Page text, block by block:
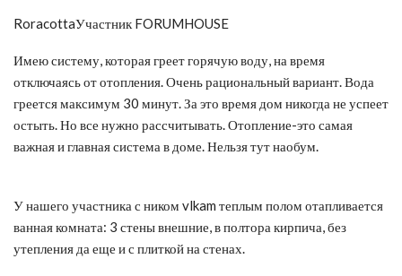
RoracottaУчастник FORUMHOUSE
Имею систему, которая греет горячую воду, на время
отключаясь от отопления. Очень рациональный вариант. Вода
греется максимум 30 минут. За это время дом никогда не успеет
остыть. Но все нужно рассчитывать. Отопление-это самая
важная и главная система в доме. Нельзя тут наобум.
У нашего участника с ником vlkam теплым полом отапливается
ванная комната: 3 стены внешние, в полтора кирпича, без
утепления да еще и с плиткой на стенах.